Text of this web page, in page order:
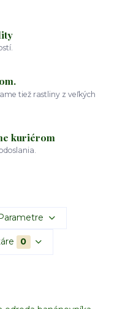
tiež rastliny z veľkých
kuriérom
0